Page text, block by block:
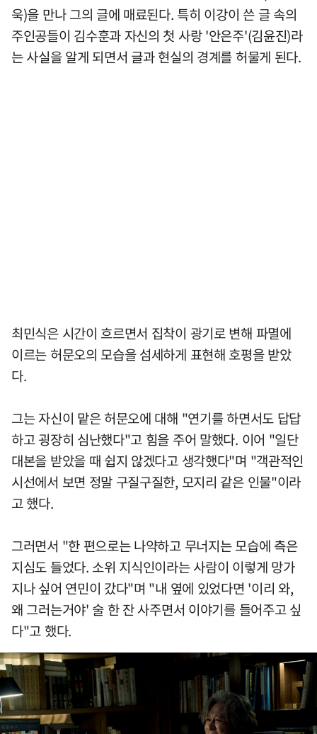
욱)을 만나 그의 글에 매료된다. 특히 이강이 쓴 글 속의
주인공들이 김수훈과 자신의 첫 사랑 '안은주'(김윤진)라
는 사실을 알게 되면서 글과 현실의 경계를 허물게 된다.
최민식은 시간이 흐르면서 집착이 광기로 변해 파멸에
이르는 허문오의 모습을 섬세하게 표현해 호평을 받았
다.
그는 자신이 맡은 허문오에 대해 "연기를 하면서도 답답
하고 굉장히 심난했다"고 힘을 주어 말했다. 이어 "일단
대본을 받았을 때 쉽지 않겠다고 생각했다"며 "객관적인
시선에서 보면 정말 구질구질한, 모지리 같은 인물"이라
고 했다.
그러면서 "한 편으로는 나약하고 무너지는 모습에 측은
지심도 들었다. 소위 지식인이라는 사람이 이렇게 망가
지나 싶어 연민이 갔다"며 "내 옆에 있었다면 '이리 와,
왜 그러는거야' 술 한 잔 사주면서 이야기를 들어주고 싶
다"고 했다.